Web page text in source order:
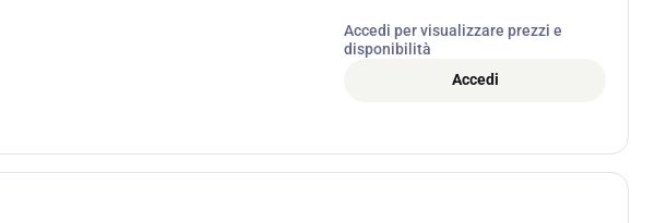
Accedi per visualizzare prezzi e
disponibilità
Accedi